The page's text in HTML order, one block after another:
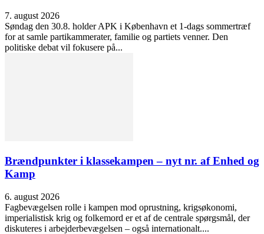
7. august 2026
Søndag den 30.8. holder APK i København et 1-dags sommertræf
for at samle partikammerater, familie og partiets venner. Den
politiske debat vil fokusere på...
Brændpunkter i klassekampen – nyt nr. af Enhed og
Kamp
6. august 2026
Fagbevægelsen rolle i kampen mod oprustning, krigsøkonomi,
imperialistisk krig og folkemord er et af de centrale spørgsmål, der
diskuteres i arbejderbevægelsen – også internationalt....